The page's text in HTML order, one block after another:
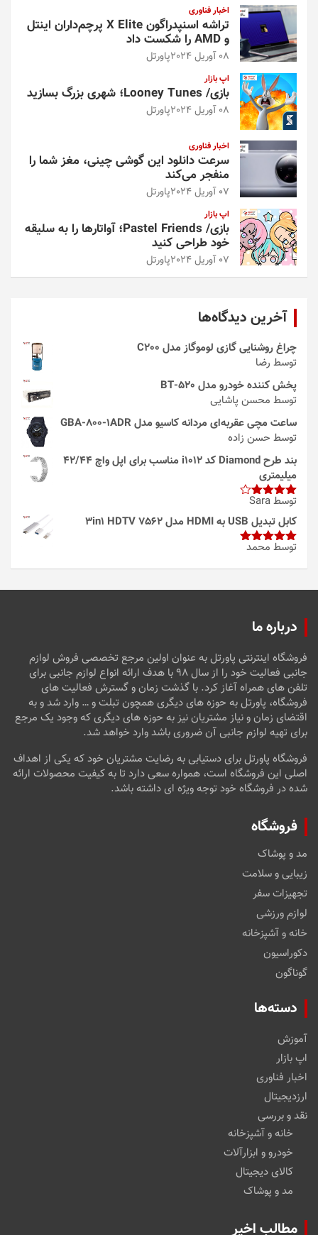
اخبار فناوری
تراشه اسنپدراگون X Elite پرچم‌داران اینتل
و AMD را شکست داد
08 آوریل 2024 پاورتل
اپ بازار
بازی/ Looney Tunes؛ شهری بزرگ بسازید
08 آوریل 2024 پاورتل
اخبار فناوری
سرعت دانلود این گوشی چینی، مغز شما را
منفجر می‌کند
07 آوریل 2024 پاورتل
اپ بازار
بازی/ Pastel Friends؛ آواتارها را به سلیقه
خود طراحی کنید
07 آوریل 2024 پاورتل
آخرین دیدگاه‌ها
چراغ روشنایی گازی لوموگاز مدل C200
توسط رضا
پخش کننده خودرو مدل 520-BT
توسط محسن پاشایی
ساعت مچی عقربه‌ای مردانه کاسیو مدل GBA-800-1ADR
توسط حسن زاده
بند طرح Diamond کد i1012 مناسب برای اپل واچ 42/44
میلیمتری
امتیاز4
از 5
توسط Sara
کابل تبدیل USB به HDMI مدل 3in1 HDTV 7562
امتیاز5از
توسط محمد
درباره ما
فروشگاه اینترنتی پاورتل به عنوان اولین مرجع تخصصی فروش لوازم
جانبی فعالیت خود را از سال ۹۸ با هدف ارائه انواع لوازم جانبی برای
تلفن های همراه آغاز کرد. با گذشت زمان و گسترش فعالیت های
فروشگاه، پاورتل به حوزه های دیگری همچون تبلت و … وارد شد و به
اقتضای زمان و نیاز مشتریان نیز به حوزه های دیگری که وجود یک مرجع
برای تهیه لوازم جانبی آن ضروری باشد وارد خواهد شد.
فروشگاه پاورتل برای دستیابی به رضایت مشتریان خود که یکی از اهداف
اصلی این فروشگاه است، همواره سعی دارد تا به کیفیت محصولات ارائه
شده در فروشگاه خود توجه ویژه ای داشته باشد.
فروشگاه
مد و پوشاک
زیبایی و سلامت
تجهیزات سفر
لوازم ورزشی
خانه و آشپزخانه
دکوراسیون
گوناگون
دسته‌ها
آموزش
اپ بازار
اخبار فناوری
ارزدیجیتال
نقد و بررسی
خانه و آشپزخانه
خودرو و ابزارآلات
کالای دیجیتال
مد و پوشاک
مطالب اخیر